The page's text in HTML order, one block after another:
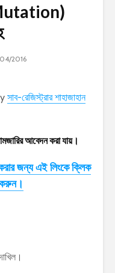
(Mutation)
2016
সাব-রেজিস্ট্রার শাহাজাহান
আবেদন করা যায়।
জন্য এই লিংকে ক্লিক